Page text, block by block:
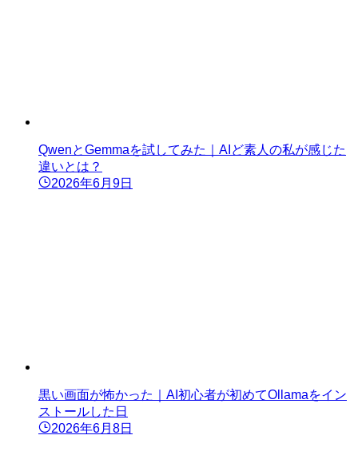
QwenとGemmaを試してみた｜AIど素人の私が感じた
違いとは？
2026年6月9日
黒い画面が怖かった｜AI初心者が初めてOllamaをイン
ストールした日
2026年6月8日